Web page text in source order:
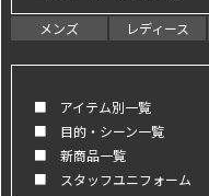
メンズ レディース
■ アイテム別一覧
■ 目的・シーン一覧
■ 新商品一覧
■ スタッフユニフォーム